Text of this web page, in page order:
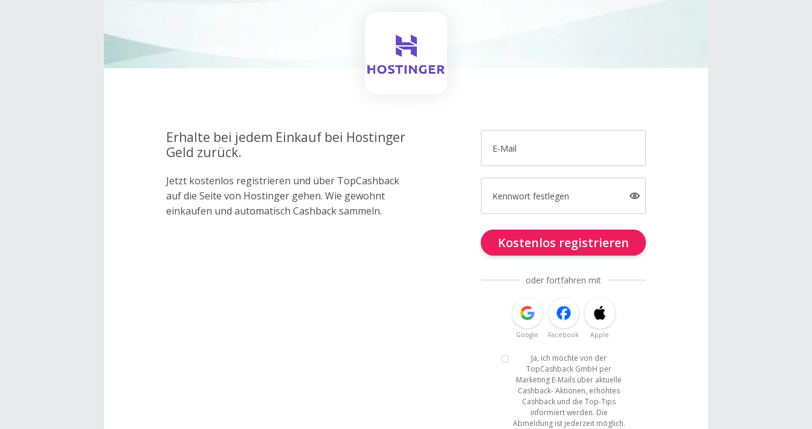
Erhalte bei jedem Einkauf bei Hostinger
Geld zurück.
Jetzt kostenlos registrieren und über TopCashback
auf die Seite von Hostinger gehen. Wie gewohnt
einkaufen und automatisch Cashback sammeln.
E-Mail
Kennwort festlegen
Kostenlos registrieren
oder fortfahren mit
Google Facebook Apple
Ja, ich möchte von der
TopCashback GmbH per
Marketing E-Mails über aktuelle
Cashback- Aktionen, erhöhtes
Cashback und die Top-Tips
informiert werden. Die
Abmeldung ist jederzeit möglich.